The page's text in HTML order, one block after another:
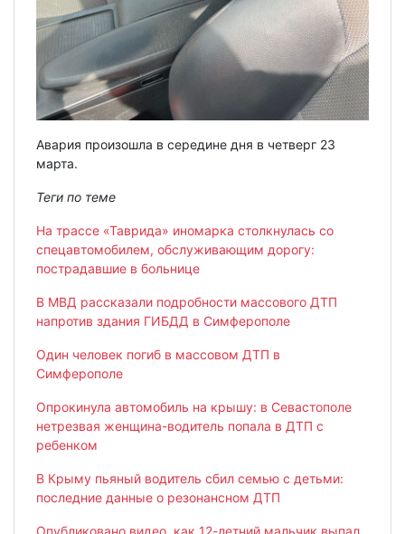
Авария произошла в середине дня в четверг 23
марта.
Теги по теме
На трассе «Таврида» иномарка столкнулась со
спецавтомобилем, обслуживающим дорогу:
пострадавшие в больнице
В МВД рассказали подробности массового ДТП
напротив здания ГИБДД в Симферополе
Один человек погиб в массовом ДТП в
Симферополе
Опрокинула автомобиль на крышу: в Севастополе
нетрезвая женщина-водитель попала в ДТП с
ребенком
В Крыму пьяный водитель сбил семью с детьми:
последние данные о резонансном ДТП
Опубликовано видео, как 12-летний мальчик выпал